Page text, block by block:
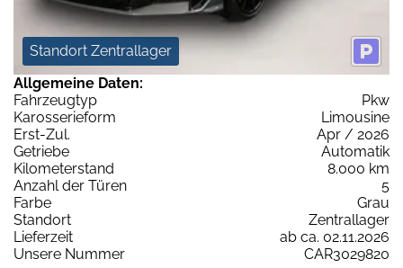
Standort Zentrallager
Allgemeine Daten:
Fahrzeugtyp
Pkw
Karosserieform
Limousine
Erst-Zul.
Apr / 2026
Getriebe
Automatik
Kilometerstand
8.000 km
Anzahl der Türen
5
Farbe
Grau
Standort
Zentrallager
Lieferzeit
ab ca. 02.11.2026
Unsere Nummer
CAR3029820